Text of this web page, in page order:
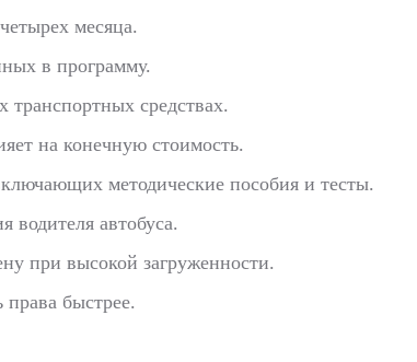
месяца.
в программу.
средствах.
на конечную стоимость.
методические пособия и тесты.
водителя автобуса.
при высокой загруженности.
быстрее.